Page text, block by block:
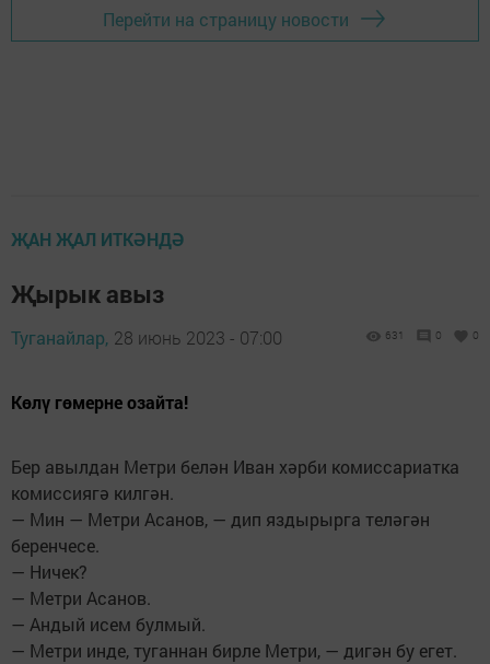
Перейти на страницу новости
ҖАН ҖАЛ ИТКӘНДӘ
Җырык авыз
Туганайлар, 28 июнь 2023 - 07:00 631 0 0
Көлү гөмерне озайта!
Бер авылдан Метри белән Иван хәрби комиссариатка
комиссиягә килгән.
— Мин — Метри Асанов, — дип яздырырга теләгән
беренчесе.
— Ничек?
— Метри Асанов.
— Андый исем булмый.
— Метри инде, туганнан бирле Метри, — дигән бу егет.